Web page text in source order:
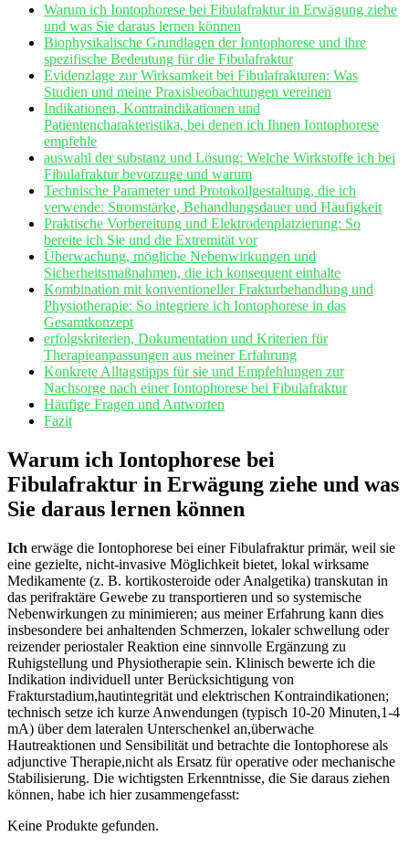
Warum ich Iontophorese bei Fibulafraktur ‍in Erwägung‌ ziehe
und ⁢was Sie⁣ daraus lernen können
Biophysikalische Grundlagen ⁤der Iontophorese ​und ihre
spezifische Bedeutung für die Fibulafraktur
Evidenzlage zur Wirksamkeit bei Fibulafrakturen: Was
Studien und meine Praxisbeobachtungen vereinen
Indikationen, Kontraindikationen ⁣und
Patientencharakteristika, bei denen ich Ihnen Iontophorese
empfehle
auswahl ⁣der substanz ⁣und Lösung: Welche Wirkstoffe ich bei
Fibulafraktur bevorzuge und ⁣warum
Technische Parameter und ‌Protokollgestaltung, die ich
verwende: Stromstärke, Behandlungsdauer und Häufigkeit
Praktische Vorbereitung und⁤ Elektrodenplatzierung:​ So
bereite ich Sie und die ​Extremität vor
Überwachung, mögliche Nebenwirkungen und
Sicherheitsmaßnahmen,​ die ich konsequent einhalte
Kombination mit ​konventioneller Frakturbehandlung und
Physiotherapie: So integriere ich Iontophorese in das
Gesamtkonzept
erfolgskriterien, Dokumentation und Kriterien für‍
Therapieanpassungen aus meiner Erfahrung
Konkrete Alltagstipps für​ sie und Empfehlungen ​zur
Nachsorge nach einer⁣ Iontophorese bei Fibulafraktur
Häufige Fragen und Antworten
Fazit
Warum ich Iontophorese bei
Fibulafraktur in Erwägung ziehe und was
Sie daraus lernen können
Ich erwäge⁤ die Iontophorese⁣ bei einer Fibulafraktur primär, weil sie
eine gezielte, nicht‑invasive Möglichkeit bietet, lokal⁤ wirksame
Medikamente (z. B. kortikosteroide oder Analgetika) transkutan in
das perifraktäre Gewebe zu ⁢transportieren und ⁢so​ systemische⁤
Nebenwirkungen zu minimieren; ‍aus meiner Erfahrung kann dies‌
insbesondere ⁢bei anhaltenden Schmerzen, lokaler schwellung oder
reizender periostaler ‍Reaktion eine sinnvolle Ergänzung zu
Ruhigstellung und Physiotherapie sein. Klinisch bewerte ich ⁣die
Indikation ‌individuell unter Berücksichtigung von
Frakturstadium,hautintegrität und elektrischen Kontraindikationen;
‌technisch setze ich ⁣kurze Anwendungen (typisch 10-20 Minuten,1-4
mA) über dem lateralen Unterschenkel an,überwache
Hautreaktionen und Sensibilität⁢ und betrachte die Iontophorese als
adjunctive Therapie,nicht als Ersatz für ‌operative oder mechanische‍
Stabilisierung. Die wichtigsten ‌Erkenntnisse,⁣ die Sie daraus ​ziehen
können,‍ habe⁢ ich hier ​zusammengefasst:
Keine Produkte gefunden.